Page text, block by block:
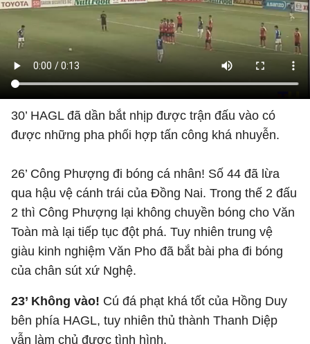
30’ HAGL đã dần bắt nhịp được trận đấu vào có
được những pha phối hợp tấn công khá nhuyễn.
26’ Công Phượng đi bóng cá nhân! Số 44 đã lừa
qua hậu vệ cánh trái của Đồng Nai. Trong thế 2 đấu
2 thì Công Phượng lại không chuyền bóng cho Văn
Toàn mà lại tiếp tục đột phá. Tuy nhiên trung vệ
giàu kinh nghiệm Văn Pho đã bắt bài pha đi bóng
của chân sút xứ Nghệ.
23’ Không vào! Cú đá phạt khá tốt của Hồng Duy
bên phía HAGL, tuy nhiên thủ thành Thanh Diệp
vẫn làm chủ được tình hình.